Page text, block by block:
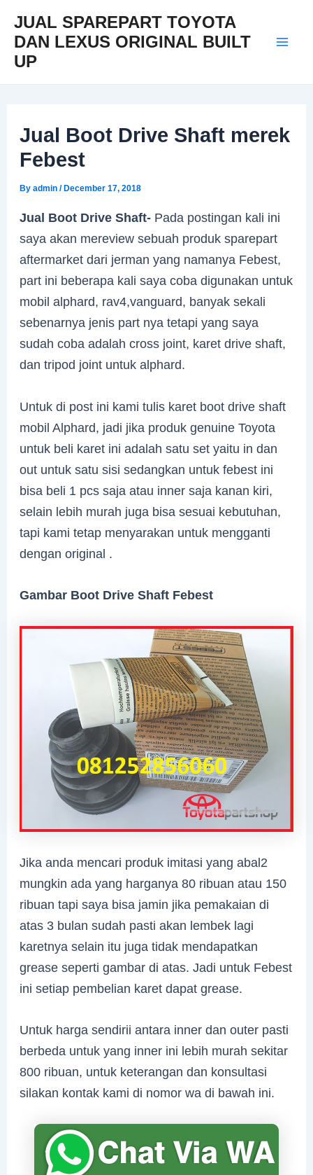
content
JUAL SPAREPART TOYOTA
DAN LEXUS ORIGINAL BUILT
UP
Jual Boot Drive Shaft merek
Febest
Byadmin/ December 17, 2018
Jual Boot Drive Shaft- Pada postingan kali ini
saya akan mereview sebuah produk sparepart
aftermarket dari jerman yang namanya Febest,
part ini beberapa kali saya coba digunakan untuk
mobil alphard, rav4,vanguard, banyak sekali
sebenarnya jenis part nya tetapi yang saya
sudah coba adalah cross joint, karet drive shaft,
dan tripod joint untuk alphard.
Untuk di post ini kami tulis karet boot drive shaft
mobil Alphard, jadi jika produk genuine Toyota
untuk beli karet ini adalah satu set yaitu in dan
out untuk satu sisi sedangkan untuk febest ini
bisa beli 1 pcs saja atau inner saja kanan kiri,
selain lebih murah juga bisa sesuai kebutuhan,
tapi kami tetap menyarakan untuk mengganti
dengan original .
Gambar Boot Drive Shaft Febest
Jika anda mencari produk imitasi yang abal2
mungkin ada yang harganya 80 ribuan atau 150
ribuan tapi saya bisa jamin jika pemakaian di
atas 3 bulan sudah pasti akan lembek lagi
karetnya selain itu juga tidak mendapatkan
grease seperti gambar di atas. Jadi untuk Febest
ini setiap pembelian karet dapat grease.
Untuk harga sendirii antara inner dan outer pasti
berbeda untuk yang inner ini lebih murah sekitar
800 ribuan, untuk keterangan dan konsultasi
silakan kontak kami di nomor wa di bawah ini.
navigation